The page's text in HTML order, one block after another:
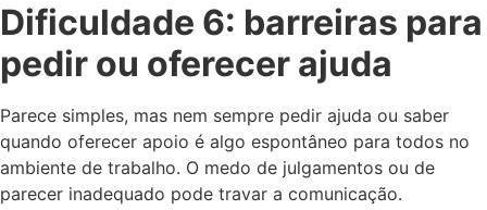
Dificuldade 6: barreiras para
pedir ou oferecer ajuda
Parece simples, mas nem sempre pedir ajuda ou saber
quando oferecer apoio é algo espontâneo para todos no
ambiente de trabalho. O medo de julgamentos ou de
parecer inadequado pode travar a comunicação.